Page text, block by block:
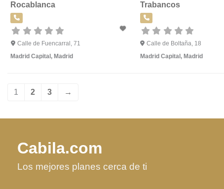
Rocablanca
Calle de Fuencarral, 71
Madrid Capital , Madrid
Trabancos
Calle de Boltaña, 18
Madrid Capital , Madrid
1 2 3 →
Cabila.com
Los mejores planes cerca de ti